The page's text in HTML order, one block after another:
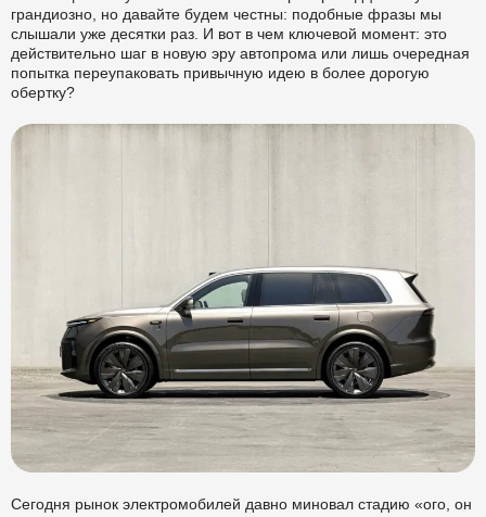
грандиозно, но давайте будем честны: подобные фразы мы
слышали уже десятки раз. И вот в чем ключевой момент: это
действительно шаг в новую эру автопрома или лишь очередная
попытка переупаковать привычную идею в более дорогую
обертку?
Сегодня рынок электромобилей давно миновал стадию «ого, он